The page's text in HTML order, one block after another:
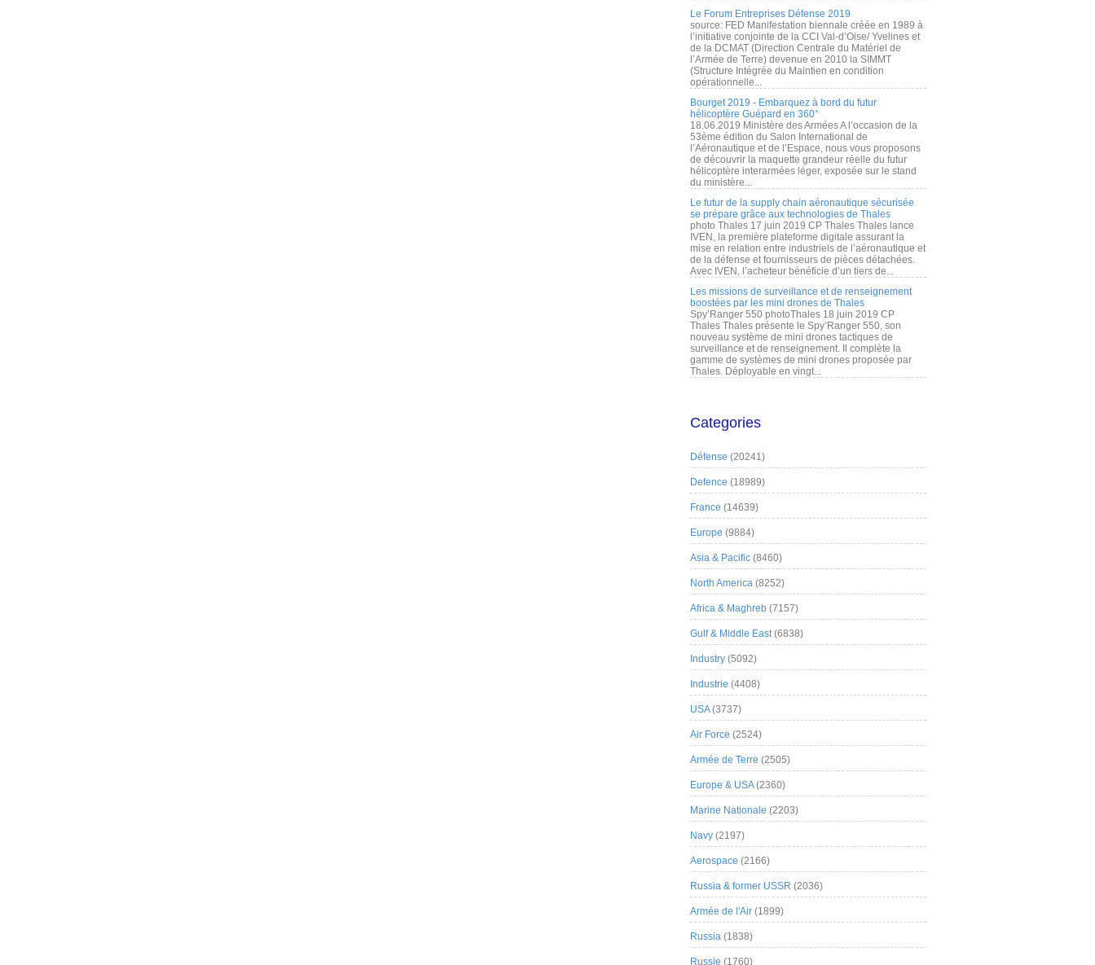
Le Forum Entreprises Défense 2019
source: FED Manifestation biennale créée en 1989 à
l’initiative conjointe de la CCI Val-d’Oise/ Yvelines et
de la DCMAT (Direction Centrale du Matériel de
l’Armée de Terre) devenue en 2010 la SIMMT
(Structure Intégrée du Maintien en condition
opérationnelle...
Bourget 2019 - Embarquez à bord du futur
hélicoptère Guépard en 360°
18.06.2019 Ministère des Armées A l’occasion de la
53ème édition du Salon International de
l’Aéronautique et de l’Espace, nous vous proposons
de découvrir la maquette grandeur réelle du futur
hélicoptère interarmées léger, exposée sur le stand
du ministère...
Le futur de la supply chain aéronautique sécurisée
se prépare grâce aux technologies de Thales
photo Thales 17 juin 2019 CP Thales Thales lance
IVEN, la première plateforme digitale assurant la
mise en relation entre industriels de l’aéronautique et
de la défense et fournisseurs de pièces détachées.
Avec IVEN, l’acheteur bénéficie d’un tiers de...
Les missions de surveillance et de renseignement
boostées par les mini drones de Thales
Spy’Ranger 550 photoThales 18 juin 2019 CP
Thales Thales présente le Spy’Ranger 550, son
nouveau système de mini drones tactiques de
surveillance et de renseignement. Il complète la
gamme de systèmes de mini drones proposée par
Thales. Déployable en vingt...
Categories
Défense (20241)
Defence (18989)
France (14639)
Europe (9884)
Asia & Pacific (8460)
North America (8252)
Africa & Maghreb (7157)
Gulf & Middle East(6838)
Industry (5092)
Industrie (4408)
USA(3737)
Air Force (2524)
Armée de Terre (2505)
Europe & USA(2360)
Marine Nationale (2203)
Navy (2197)
Aerospace (2166)
Russia & former USSR (2036)
Armée de l'Air (1899)
Russia (1838)
Russie (1760)